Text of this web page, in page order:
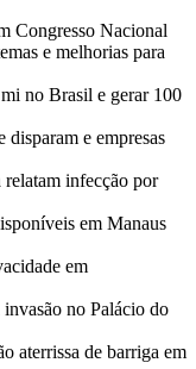
Congresso Nacional
e melhorias para
no Brasil e gerar 100
disparam e empresas
relatam infecção por
em Manaus
em
no Palácio do
aterrissa de barriga em